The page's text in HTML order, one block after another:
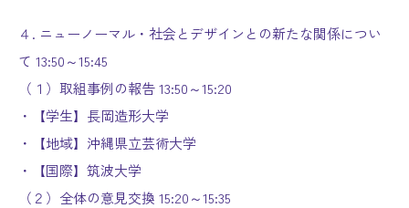
４. ニューノーマル・社会とデザインとの新たな関係につい
て 13:50～15:45
（１）取組事例の報告 13:50～15:20
・【学生】長岡造形大学
・【地域】沖縄県立芸術大学
・【国際】筑波大学
（２）全体の意見交換 15:20～15:35